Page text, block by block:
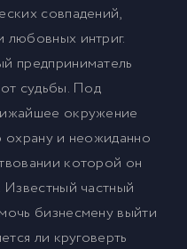
совпадений,
любовных интриг.
предприниматель
судьбы. Под
окружение
охрану и неожиданно
которой он
частный
бизнесмену выйти
ли круговерть